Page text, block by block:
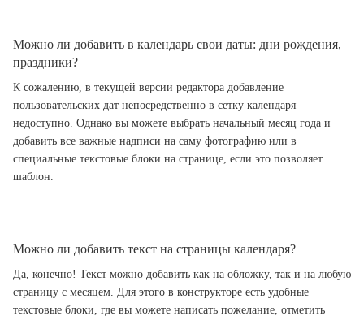
Можно ли добавить в календарь свои даты: дни рождения,
праздники?
К сожалению, в текущей версии редактора добавление
пользовательских дат непосредственно в сетку календаря
недоступно. Однако вы можете выбрать начальный месяц года и
добавить все важные надписи на саму фотографию или в
специальные текстовые блоки на странице, если это позволяет
шаблон.
Можно ли добавить текст на страницы календаря?
Да, конечно! Текст можно добавить как на обложку, так и на любую
страницу с месяцем. Для этого в конструкторе есть удобные
текстовые блоки, где вы можете написать пожелание, отметить